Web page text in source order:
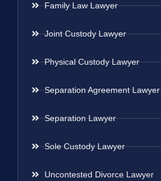
Family Law Lawyer
Joint Custody Lawyer
Physical Custody Lawyer
Separation Agreement Lawyer
Separation Lawyer
Sole Custody Lawyer
Uncontested Divorce Lawyer